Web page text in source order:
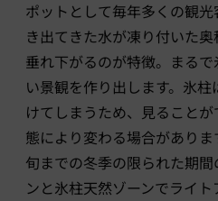
ポットとして毎年多くの観
き出てきた水が凍り付いた
垂れ下がるのが特徴。まる
い景観を作り出します。氷
けてしまうため、見ること
態により変わる場合があり
旬までの冬季の限られた期
ンと氷柱天然ゾーンでライ